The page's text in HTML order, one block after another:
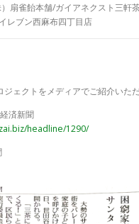
扇雀飴本舗/ガイアネクスト三軒
レブン西麻布四丁目店
ェクトをメディアでご紹介いただ
済新聞
headline/1290/